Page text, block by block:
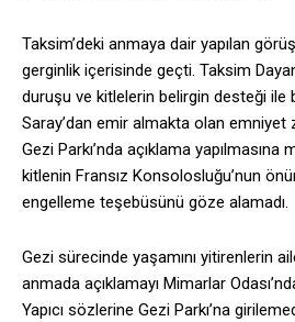
Taksim’deki anmaya dair yapılan
gerginlik içerisinde geçti. Taksim
duruşu ve kitlelerin belirgin desteği ile
Saray’dan emir almakta olan emniyet
Gezi Parkı’nda açıklama
kitlenin Fransız Konsolosluğu’nun
engelleme teşebüsünü göze alamadı.
Gezi sürecinde yaşamını yitirenlerin
anmada açıklamayı Mimarlar
Yapıcı sözlerine Gezi Parkı’na